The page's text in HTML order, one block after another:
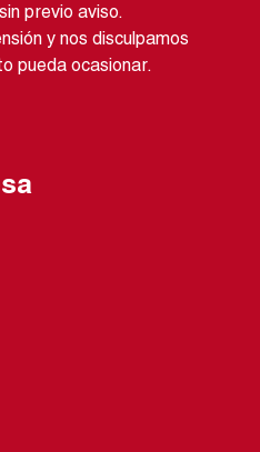
previo aviso.
y nos disculpamos
pueda ocasionar.